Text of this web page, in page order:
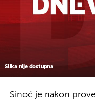
Slika nije dostupna
Sinoć je nakon